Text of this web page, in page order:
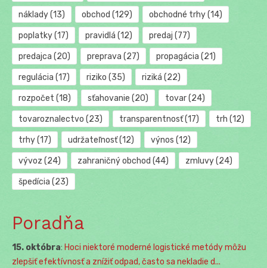
náklady(13) obchod (129) obchodné trhy(14)
poplatky(17) pravidlá (12) predaj (77)
predajca (20) preprava (27) propagácia (21)
regulácia (17) riziko (35) riziká (22)
rozpočet (18) sťahovanie (20) tovar(24)
tovaroznalectvo (23) transparentnosť(17) trh (12)
trhy(17) udržateľnosť(12) výnos (12)
vývoz (24) zahraničný obchod (44) zmluvy(24)
špedícia (23)
Poradňa
15. októbra: Hoci niektoré moderné logistické metódy môžu
zlepšiť efektívnosť a znížiť odpad, často sa nekladie d...